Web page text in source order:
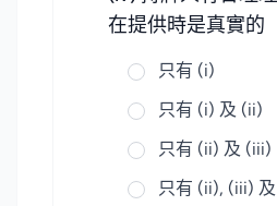
在提供時是真實的
只有 (i)
只有 (i) 及 (ii)
只有 (ii) 及 (iii)
只有 (ii), (iii)